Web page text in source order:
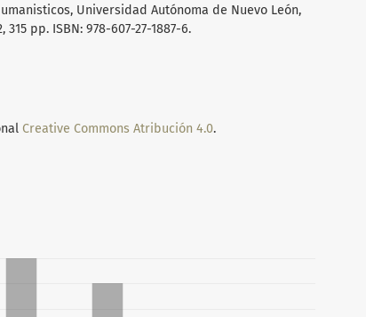
Universidad Autónoma de Nuevo León,
pp. ISBN: 978-607-27-1887-6.
Creative Commons Atribución 4.0.